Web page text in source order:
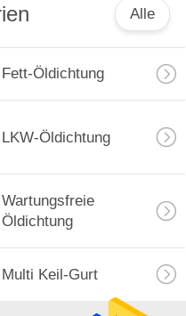
Alle
Fett-Öldichtung
LKW-Öldichtung
Wartungsfreie
Öldichtung
Multi Keil-Gurt